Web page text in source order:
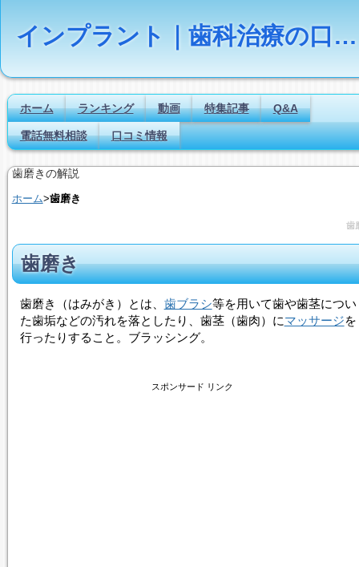
インプラント｜歯科治療の口コミ評判ランキング
ホーム ランキング 動画 特集記事 Q&A
電話無料相談 口コミ情報
歯磨きの解説
ホーム>歯磨き
歯
歯磨き
歯磨き （はみがき）とは、 歯ブラシ等を用いて歯や歯茎につい
た歯垢などの汚れを落としたり、歯茎（歯肉）にマッサージを
行ったりすること。ブラッシング。
スポンサード リンク